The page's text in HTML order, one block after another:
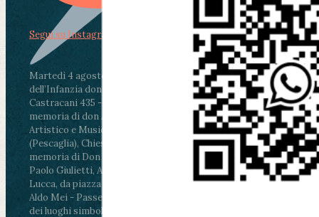
Martedì 4 agosto2026
ore 11:30 - Lucca, Scuola
dell’Infanzia don Aldo Mei - Viale Castruccio
Castracani 435 - Inaugurazione murales in
memoria di don Aldo Mei curato dal Liceo
Artistico e Musicale “Passaglia”
ore 18 - Fiano
(Pescaglia), Chiesa parrocchiale - Messa in
memoria di Don Aldo Mei celebrata da mons.
Paolo Giulietti, Arcivescovo di Lucca
ore 20.30 -
Lucca, da piazza San Michele al Cippo di don
Aldo Mei - Passeggiata della Memoria in alcuni
dei luoghi simbolo della città. Ritrovo alle ore
Segui su Instagram